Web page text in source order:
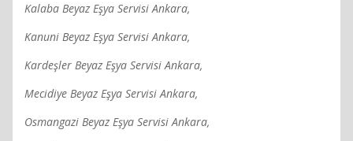
Kalaba Beyaz Eşya Servisi Ankara,
Kanuni Beyaz Eşya Servisi Ankara,
Kardeşler Beyaz Eşya Servisi Ankara,
Mecidiye Beyaz Eşya Servisi Ankara,
Osmangazi Beyaz Eşya Servisi Ankara,